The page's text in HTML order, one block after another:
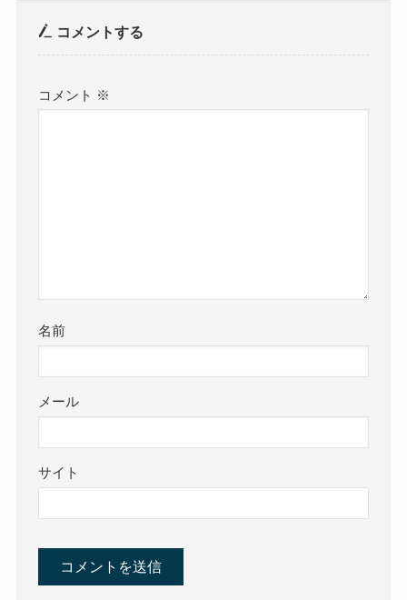
コメントする
コメント ※
名前
メール
サイト